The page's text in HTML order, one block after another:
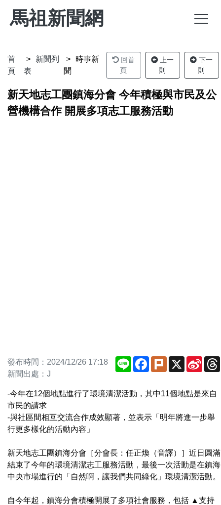
馬祖新聞網
首
頁
新聞列
表
時事新
聞
回首
頁
上一
則
下一
則
新天地志工團鎮海分會 今年積極與市民及公
營機構合作 開展多項志工服務活動
發布時間：2024/12/26 17:18
新聞出處：J
Line Facebook
Plurk X
Sina
-今年在12個地點進行了環境清潔活動，其中11個地點是來自
市民的請求
-與社區間相互交流合作成效顯著，並表示「明年將進一步舉
行更多樣化的活動內容」
新天地志工團鎮海分會［分會長：任正煥（音譯）］近日圓滿
結束了今年的環境清潔志工服務活動，最後一次活動是在鎮海
中央市場進行的「自然啊，讓我們共同綠化」環境清潔活動。
自今年起，鎮海分會積極開展了多項社會服務，包括 ▲支持